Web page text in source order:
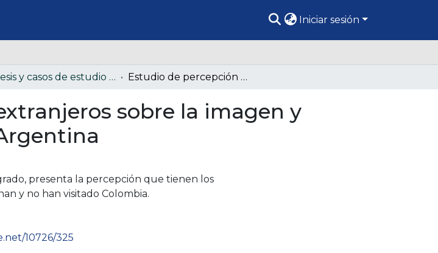
Iniciar sesión
Tesis y casos de estudio Especialización en Mercadeo Estratégico - EME (Colección confidencial) Estudio de percepción de los extranjeros sobre la imagen y marca país de Colombia 2011 Argentina
sobre la imagen y
presenta la percepción que tienen los
y no han visitado Colombia.
10726/325